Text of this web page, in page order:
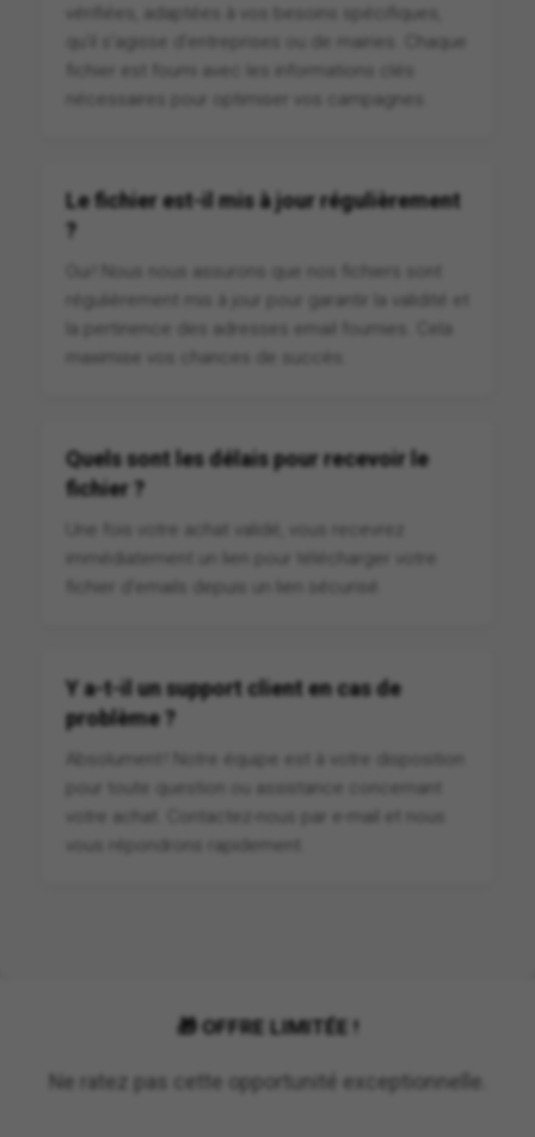
vérifiées, adaptées à vos besoins spécifiques,
qu'il s'agisse d'entreprises ou de mairies. Chaque
nécessaires pour optimiser vos campagnes.
Le fichier est-il mis à jour régulièrement
?
régulièrement mis à jour pour garantir la validité et
la pertinence des adresses email fournies. Cela
maximise vos chances de succès.
Quels sont les délais pour recevoir le
fichier ?
immédiatement un lien pour télécharger votre
fichier d'emails depuis un lien sécurisé.
Y a-t-il un support client en cas de
problème ?
pour toute question ou assistance concernant
votre achat. Contactez-nous par e-mail et nous
vous répondrons rapidement.
🎁 OFFRE LIMITÉE !
Ne ratez pas cette opportunité exceptionnelle.